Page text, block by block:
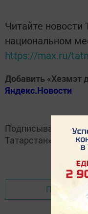
Читайте новости
национальном
https://max.ru/
Добавить «Хезмэт
Яндекс.Новости
Подписывайтесь
Татарстан»
Перейти